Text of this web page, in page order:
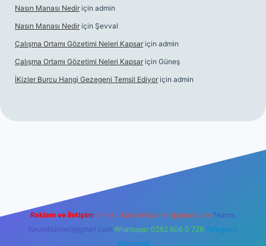
Nasın Manası Nedir için admin
Nasın Manası Nedir için Şevval
Çalışma Ortamı Gözetimi Neleri Kapsar için admin
Çalışma Ortamı Gözetimi Neleri Kapsar için Güneş
İKizler Burcu Hangi Gezegeni Temsil Ediyor için admin
Reklam ve İletişim: E-mail: backlinkpaneli@gmail.com Teams:
forumhizmeti@gmail.com Whatsapp: 0262 606 0 726 Telegram:
@karabul